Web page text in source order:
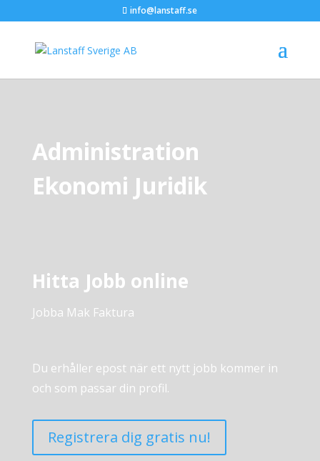
info@lanstaff.se
Administration
Ekonomi Juridik
Hitta Jobb online
Jobba Mak Faktura
Du erhåller epost när ett nytt jobb kommer in
och som passar din profil.
Registrera dig gratis nu!